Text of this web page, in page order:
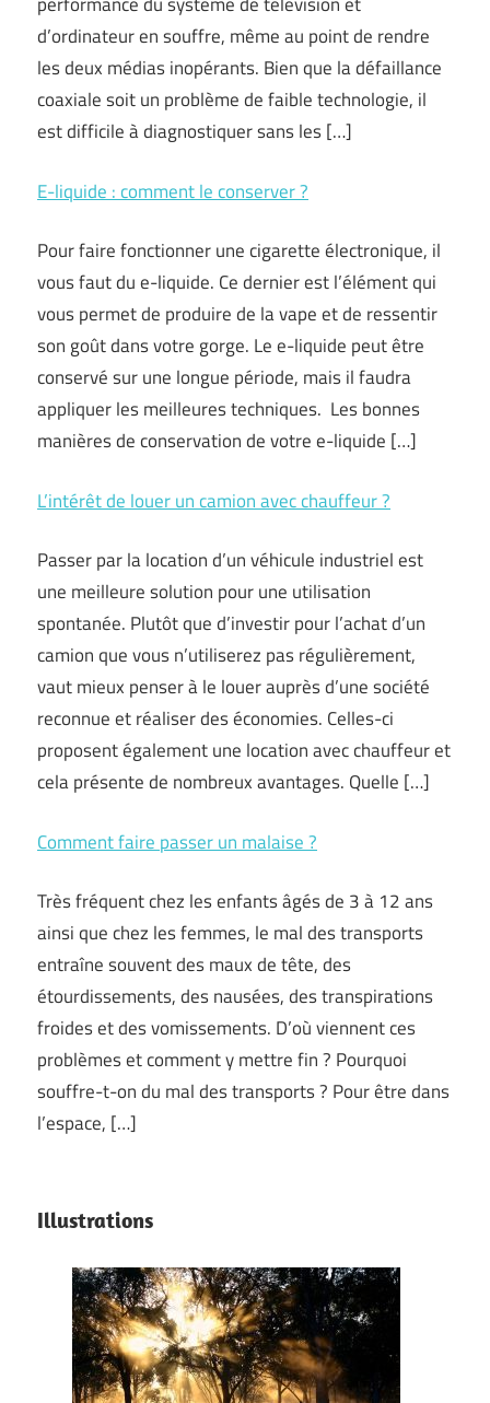
d’ordinateur en souffre, même au point de rendre
les deux médias inopérants. Bien que la défaillance
coaxiale soit un problème de faible technologie, il
est difficile à diagnostiquer sans les […]
E-liquide : comment le conserver ?
Pour faire fonctionner une cigarette électronique, il
vous faut du e-liquide. Ce dernier est l’élément qui
vous permet de produire de la vape et de ressentir
son goût dans votre gorge. Le e-liquide peut être
conservé sur une longue période, mais il faudra
appliquer les meilleures techniques. Les bonnes
manières de conservation de votre e-liquide […]
L’intérêt de louer un camion avec chauffeur ?
Passer par la location d’un véhicule industriel est
une meilleure solution pour une utilisation
spontanée. Plutôt que d’investir pour l’achat d’un
camion que vous n’utiliserez pas régulièrement,
vaut mieux penser à le louer auprès d’une société
reconnue et réaliser des économies. Celles-ci
proposent également une location avec chauffeur et
cela présente de nombreux avantages. Quelle […]
Comment faire passer un malaise ?
Très fréquent chez les enfants âgés de 3 à 12 ans
ainsi que chez les femmes, le mal des transports
entraîne souvent des maux de tête, des
étourdissements, des nausées, des transpirations
froides et des vomissements. D’où viennent ces
problèmes et comment y mettre fin ? Pourquoi
souffre-t-on du mal des transports ? Pour être dans
l’espace, […]
Illustrations